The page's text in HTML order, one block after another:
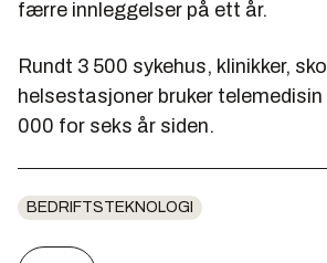
færre innleggelser på ett år.
Rundt 3 500 sykehus, klinikker,
helsestasjoner bruker
000 for seks år siden.
BEDRIFTSTEKNOLOGI